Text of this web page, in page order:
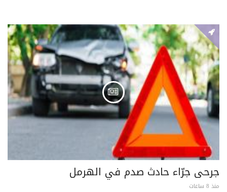
جرحى جرّاء حادث صدم في الهرمل
منذ 8 ساعات